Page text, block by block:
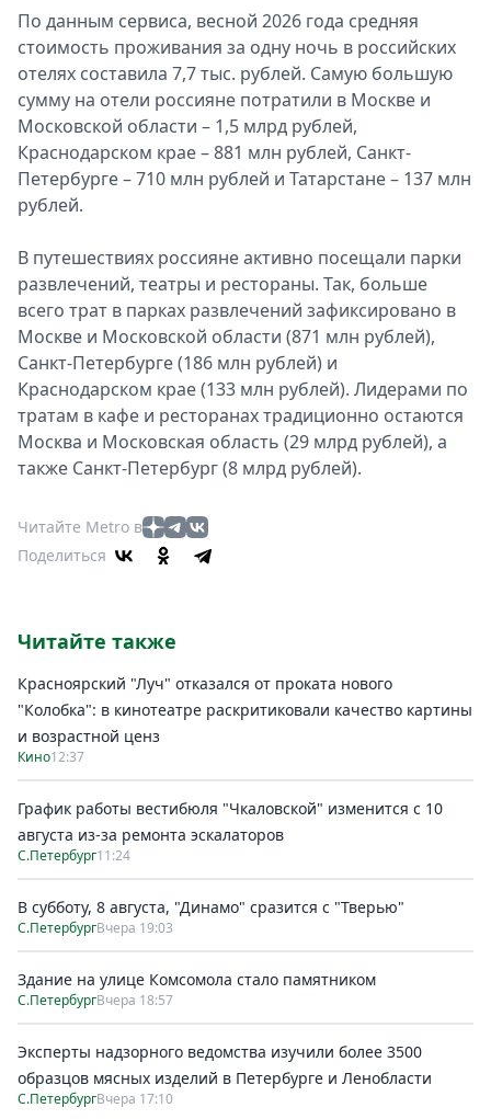
По данным сервиса, весной 2026 года средняя
стоимость проживания за одну ночь в российских
отелях составила 7,7 тыс. рублей. Самую большую
сумму на отели россияне потратили в Москве и
Московской области – 1,5 млрд рублей,
Краснодарском крае – 881 млн рублей, Санкт-
Петербурге – 710 млн рублей и Татарстане – 137 млн
рублей.
В путешествиях россияне активно посещали парки
развлечений, театры и рестораны. Так, больше
всего трат в парках развлечений зафиксировано в
Москве и Московской области (871 млн рублей),
Санкт-Петербурге (186 млн рублей) и
Краснодарском крае (133 млн рублей). Лидерами по
тратам в кафе и ресторанах традиционно остаются
Москва и Московская область (29 млрд рублей), а
также Санкт-Петербург (8 млрд рублей).
Читайте Metro в
Поделиться
Читайте также
Красноярский "Луч" отказался от проката нового
"Колобка": в кинотеатре раскритиковали качество картины
и возрастной ценз
Кино12:37
График работы вестибюля "Чкаловской" изменится с 10
августа из-за ремонта эскалаторов
С.Петербург11:24
В субботу, 8 августа, "Динамо" сразится с "Тверью"
С.ПетербургВчера 19:03
Здание на улице Комсомола стало памятником
С.ПетербургВчера 18:57
Эксперты надзорного ведомства изучили более 3500
образцов мясных изделий в Петербурге и Ленобласти
С.ПетербургВчера 17:10